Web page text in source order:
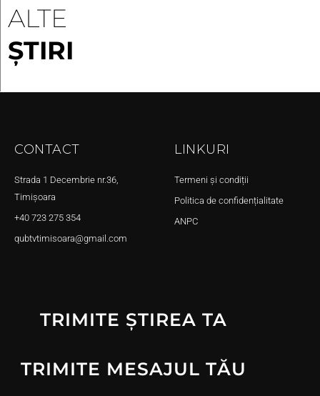
ALTE
ȘTIRI
CONTACT
Strada 1 Decembrie nr.36,
Timișoara
+40 723 275 354
qubtvtimisoara@gmail.com
LINKURI
Termeni și condiții
Politica de confidențialitate
ANPC
TRIMITE ȘTIREA TA
TRIMITE MESAJUL TĂU